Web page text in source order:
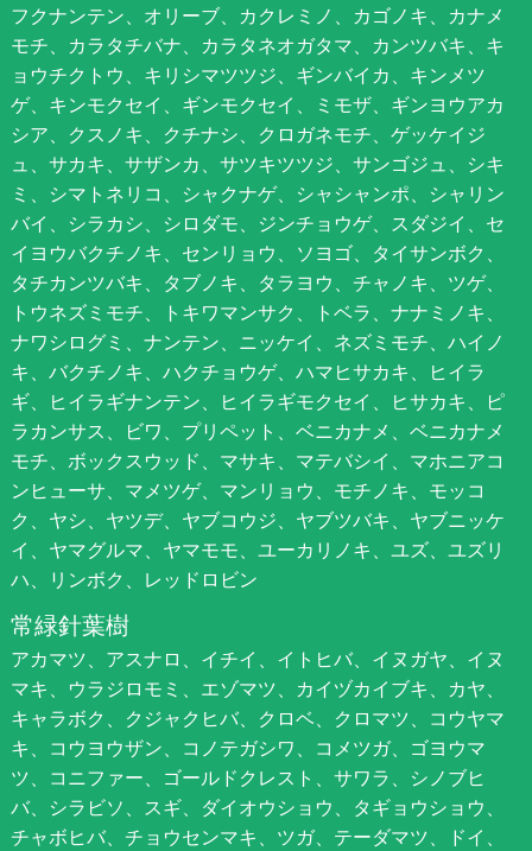
フクナンテン、オリーブ、カクレミノ、カゴノキ、カナメ
モチ、カラタチバナ、カラタネオガタマ、カンツバキ、キ
ョウチクトウ、キリシマツツジ、ギンバイカ、キンメツ
ゲ、キンモクセイ、ギンモクセイ、ミモザ、ギンヨウアカ
シア、クスノキ、クチナシ、クロガネモチ、ゲッケイジ
ュ、サカキ、サザンカ、サツキツツジ、サンゴジュ、シキ
ミ、シマトネリコ、シャクナゲ、シャシャンポ、シャリン
バイ、シラカシ、シロダモ、ジンチョウゲ、スダジイ、セ
イヨウバクチノキ、センリョウ、ソヨゴ、タイサンボク、
タチカンツバキ、タブノキ、タラヨウ、チャノキ、ツゲ、
トウネズミモチ、トキワマンサク、トベラ、ナナミノキ、
ナワシログミ、ナンテン、ニッケイ、ネズミモチ、ハイノ
キ、バクチノキ、ハクチョウゲ、ハマヒサカキ、ヒイラ
ギ、ヒイラギナンテン、ヒイラギモクセイ、ヒサカキ、ピ
ラカンサス、ビワ、プリペット、ベニカナメ、ベニカナメ
モチ、ボックスウッド、マサキ、マテバシイ、マホニアコ
ンヒューサ、マメツゲ、マンリョウ、モチノキ、モッコ
ク、ヤシ、ヤツデ、ヤブコウジ、ヤブツバキ、ヤブニッケ
イ、ヤマグルマ、ヤマモモ、ユーカリノキ、ユズ、ユズリ
ハ、リンボク、レッドロビン
常緑針葉樹
アカマツ、アスナロ、イチイ、イトヒバ、イヌガヤ、イヌ
マキ、ウラジロモミ、エゾマツ、カイヅカイブキ、カヤ、
キャラボク、クジャクヒバ、クロベ、クロマツ、コウヤマ
キ、コウヨウザン、コノテガシワ、コメツガ、ゴヨウマ
ツ、コニファー、ゴールドクレスト、サワラ、シノブヒ
バ、シラビソ、スギ、ダイオウショウ、タギョウショウ、
チャボヒバ、チョウセンマキ、ツガ、テーダマツ、ドイ、